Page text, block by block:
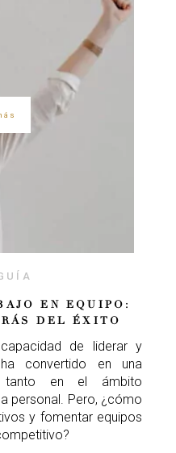
EN EQUIPO:
DEL ÉXITO
de liderar y
convertido en una
tanto en el ámbito
personal. Pero, ¿cómo
y fomentar equipos